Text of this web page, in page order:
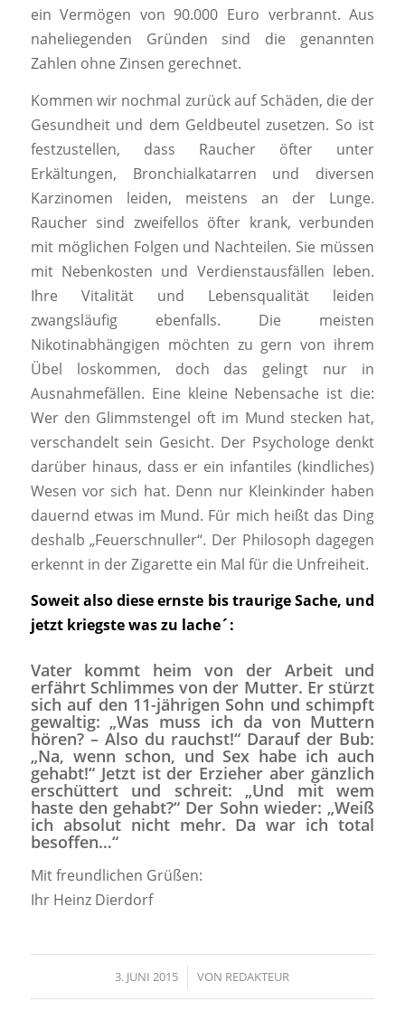
ein Vermögen von 90.000 Euro verbrannt. Aus
naheliegenden Gründen sind die genannten
Zahlen ohne Zinsen gerechnet.
Kommen wir nochmal zurück auf Schäden, die der
Gesundheit und dem Geldbeutel zusetzen. So ist
festzustellen, dass Raucher öfter unter
Erkältungen, Bronchialkatarren und diversen
Karzinomen leiden, meistens an der Lunge.
Raucher sind zweifellos öfter krank, verbunden
mit möglichen Folgen und Nachteilen. Sie müssen
mit Nebenkosten und Verdienstausfällen leben.
Ihre Vitalität und Lebensqualität leiden
zwangsläufig ebenfalls. Die meisten
Nikotinabhängigen möchten zu gern von ihrem
Übel loskommen, doch das gelingt nur in
Ausnahmefällen. Eine kleine Nebensache ist die:
Wer den Glimmstengel oft im Mund stecken hat,
verschandelt sein Gesicht. Der Psychologe denkt
darüber hinaus, dass er ein infantiles (kindliches)
Wesen vor sich hat. Denn nur Kleinkinder haben
dauernd etwas im Mund. Für mich heißt das Ding
deshalb „Feuerschnuller“. Der Philosoph dagegen
erkennt in der Zigarette ein Mal für die Unfreiheit.
Soweit also diese ernste bis traurige Sache, und
jetzt kriegste was zu lache´:
Vater kommt heim von der Arbeit und
erfährt Schlimmes von der Mutter. Er stürzt
sich auf den 11-jährigen Sohn und schimpft
gewaltig: „Was muss ich da von Muttern
hören? – Also du rauchst!“ Darauf der Bub:
„Na, wenn schon, und Sex habe ich auch
gehabt!“ Jetzt ist der Erzieher aber gänzlich
erschüttert und schreit: „Und mit wem
haste den gehabt?“ Der Sohn wieder: „Weiß
ich absolut nicht mehr. Da war ich total
besoffen…“
Mit freundlichen Grüßen:
Ihr Heinz Dierdorf
3. JUNI 2015
/ VON REDAKTEUR